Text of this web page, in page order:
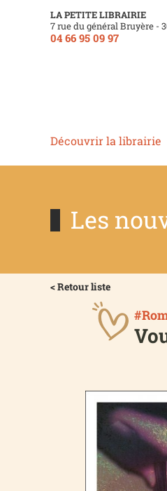
LA PETITE LIBRAIRIE
7 rue du général Bruyère -
04 66 95 09 97
Découvrir la librairie
Les
< Retour liste